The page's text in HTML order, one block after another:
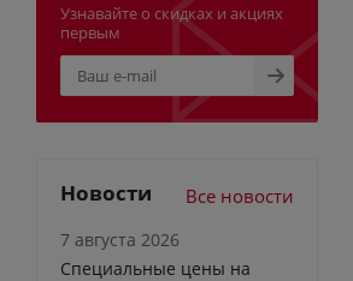
Узнавайте о скидках и акциях
первым
Новости Все новости
7 августа 2026
Специальные цены на